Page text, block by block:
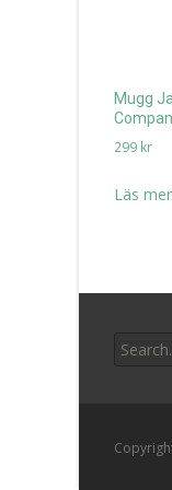
Mugg
299 kr
Läs
for: